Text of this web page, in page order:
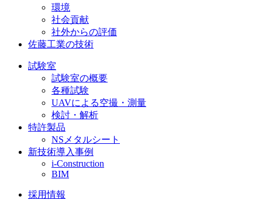
環境
社会貢献
社外からの評価
佐藤工業の技術
試験室
試験室の概要
各種試験
UAVによる空撮・測量
検討・解析
特許製品
NSメタルシート
新技術導入事例
i-Construction
BIM
採用情報